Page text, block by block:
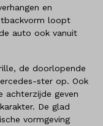
en
loopt
auto ook vanuit
de doorlopende
ster op. Ook
achterzijde geven
De glad
vormgeving